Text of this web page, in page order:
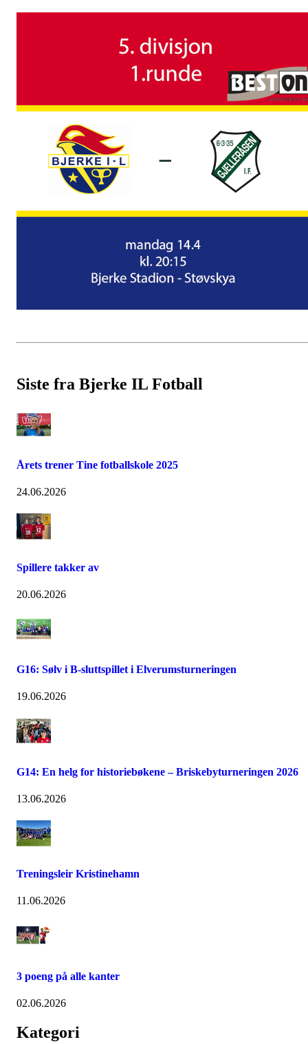
Siste fra Bjerke IL Fotball
Årets trener Tine fotballskole 2025
24.06.2026
Spillere takker av
20.06.2026
G16: Sølv i B-sluttspillet i Elverumsturneringen
19.06.2026
G14: En helg for historiebøkene – Briskebyturneringen 2026
13.06.2026
Treningsleir Kristinehamn
11.06.2026
3 poeng på alle kanter
02.06.2026
Kategori